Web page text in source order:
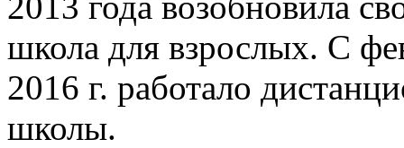
школа для взрослых. С
2016 г. работало
школы.